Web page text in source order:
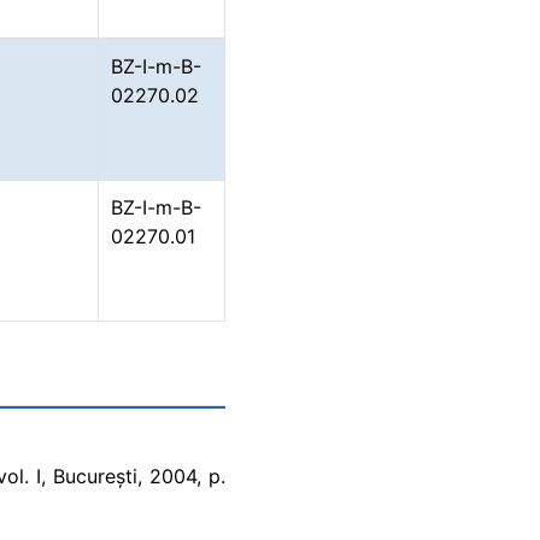
BZ-I-m-B-
02270.02
BZ-I-m-B-
02270.01
I, București, 2004, p.